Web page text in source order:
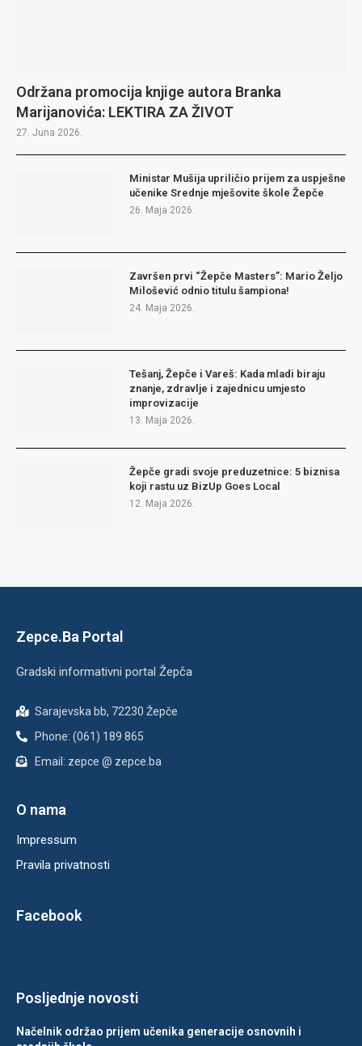
Održana promocija knjige autora Branka
Marijanovića: LEKTIRA ZA ŽIVOT
27. Juna 2026.
Ministar Mušija upriličio prijem za uspješne
učenike Srednje mješovite škole Žepče
26. Maja 2026.
Završen prvi “Žepče Masters”: Mario Željo
Milošević odnio titulu šampiona!
24. Maja 2026.
Tešanj, Žepče i Vareš: Kada mladi biraju
znanje, zdravlje i zajednicu umjesto
improvizacije
13. Maja 2026.
Žepče gradi svoje preduzetnice: 5 biznisa
koji rastu uz BizUp Goes Local
12. Maja 2026.
Zepce.Ba Portal
Gradski informativni portal Žepča
Sarajevska bb, 72230 Žepče
Phone: (061) 189 865
Email: zepce @ zepce.ba
O nama
Impressum
Pravila privatnosti
Facebook
Posljednje novosti
Načelnik održao prijem učenika generacije osnovnih i